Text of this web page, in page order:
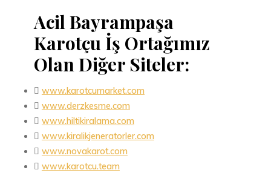
Acil Bayrampaşa
Karotçu İş Ortağımız
Olan Diğer Siteler:
www.karotcumarket.com
www.derzkesme.com
www.hiltikiralama.com
www.kiralikjeneratorler.com
www.novakarot.com
www.karotcu.team